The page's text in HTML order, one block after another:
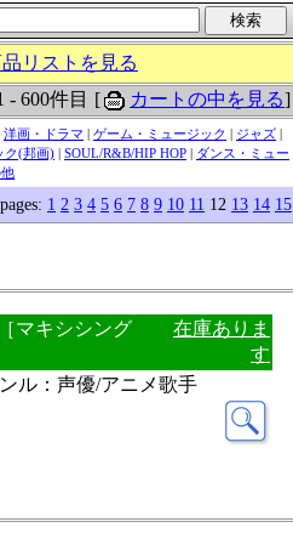
リストを見る
- 600件目 [ カートの中を見る]
洋画・ドラマ | ゲーム・ミュージック | ジャズ |
ク(邦画) | SOUL/R&B/HIP HOP | ダンス・ミュー
pages: 1 2 3 4 5 6 7 8 9 10 11 12 13 14 15
マキシシング
在庫ありま
す
ル：声優/アニメ歌手